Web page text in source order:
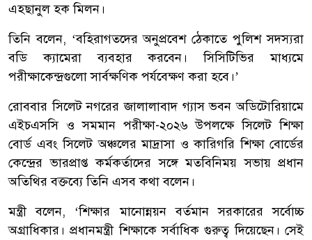
এহছানুল হক মিলন।
তিনি বলেন, ‘বহিরাগতদের অনুপ্রবেশ ঠেকাতে পুলিশ সদস্যরা
বডি ক্যামেরা ব্যবহার করবেন। সিসিটিভির মাধ্যমে
পরীক্ষাকেন্দ্রগুলো সার্বক্ষণিক পর্যবেক্ষণ করা হবে।’
রোববার সিলেট নগরের জালালাবাদ গ্যাস ভবন অডিটোরিয়ামে
এইচএসসি ও সমমান পরীক্ষা-২০২৬ উপলক্ষে সিলেট শিক্ষা
বোর্ড এবং সিলেট অঞ্চলের মাদ্রাসা ও কারিগরি শিক্ষা বোর্ডের
কেন্দ্রের ভারপ্রাপ্ত কর্মকর্তাদের সঙ্গে মতবিনিময় সভায় প্রধান
অতিথির বক্তব্যে তিনি এসব কথা বলেন।
মন্ত্রী বলেন, ‘শিক্ষার মানোন্নয়ন বর্তমান সরকারের সর্বোচ্চ
অগ্রাধিকার। প্রধানমন্ত্রী শিক্ষাকে সর্বাধিক গুরুত্ব দিয়েছেন। সেই